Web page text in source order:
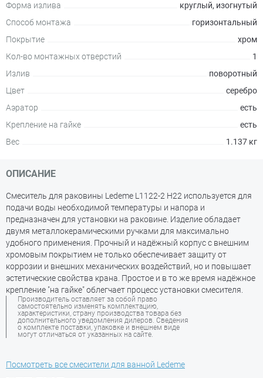
Форма излива
круглый, изогнутый
Способ монтажа
горизонтальный
Покрытие
хром
Кол-во монтажных отверстий
1
Излив
поворотный
Цвет
серебро
Аэратор
есть
Крепление на гайке
есть
Вес
1.137 кг
ОПИСАНИЕ
Смеситель для раковины Ledeme L1122-2 H22 используется для
подачи воды необходимой температуры и напора и
предназначен для установки на раковине. Изделие обладает
двумя металлокерамическими ручками для максимально
удобного применения. Прочный и надёжный корпус с внешним
хромовым покрытием не только обеспечивает защиту от
коррозии и внешних механических воздействий, но и повышает
эстетические свойства крана. Простое и в то же время надёжное
крепление "на гайке" облегчает процесс установки смесителя.
Производитель оставляет за собой право
самостоятельно изменять комплектацию,
характеристики, страну производства товара без
дополнительного уведомления дилеров. Сведения
о комплекте поставки, упаковке и внешнем виде
могут отличаться от указанных на сайте.
Посмотреть все смесители для ванной Ledeme